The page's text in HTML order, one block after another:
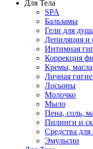
Для Тела
SPA
Бальзамы
Гели для
Депиляция и
Интимная
Коррекция
Кремы,
Личная
Лосьоны
Молочко
Мыло
Пена, соль,
Пилинги и
Средства для
Эмульсии